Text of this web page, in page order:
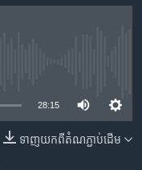
28:15
ទាញ​យក​ពី​តំណភ្ជាប់​ដើម